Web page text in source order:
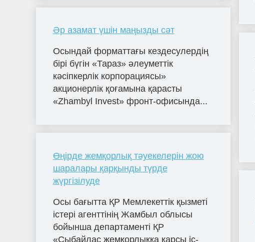
Әр азамат үшін маңызды сәт
Осындай форматтағы кездесулердің
бірі бүгін «Тараз» әлеуметтік
кәсіпкерлік корпорациясы»
акционерлік қоғамына қарасты
«Zhambyl Invest» фронт-офисында...
Өңірде жемқорлық тәуекелерін жою
шаралары қарқынды түрде
жүргізілуде
Осы бағытта ҚР Мемлекеттік қызметі
істері агенттінің Жамбыл облысы
бойынша департаменті ҚР
«Сыбайлас жемқорлыққа қарсы іс-